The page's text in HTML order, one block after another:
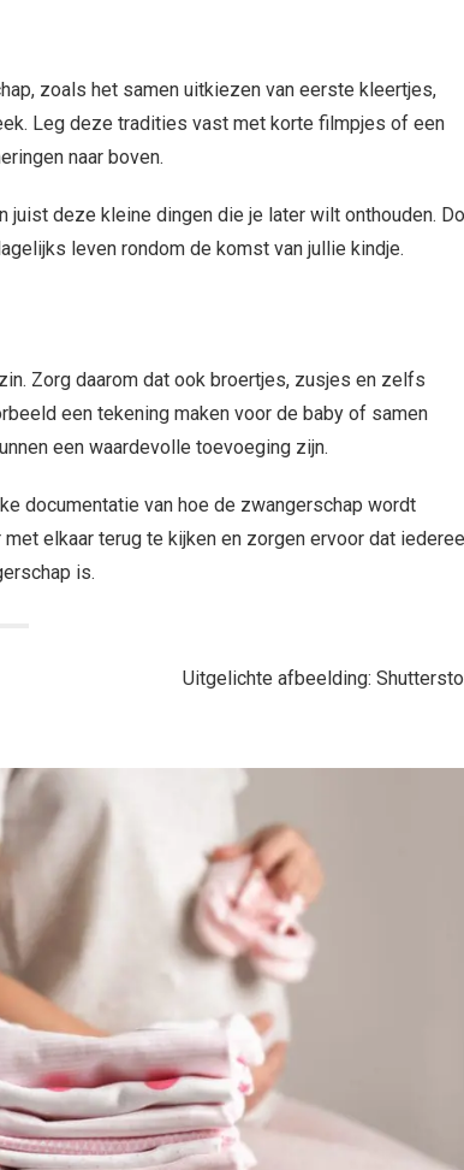
zoals het samen uitkiezen van eerste kleertjes,
Leg deze tradities vast met korte filmpjes of een
naar boven.
deze kleine dingen die je later wilt onthouden.
leven rondom de komst van jullie kindje.
Zorg daarom dat ook broertjes, zusjes en zelfs
een tekening maken voor de baby of samen
een waardevolle toevoeging zijn.
documentatie van hoe de zwangerschap wordt
elkaar terug te kijken en zorgen ervoor dat
is.
Uitgelichte afbeelding: